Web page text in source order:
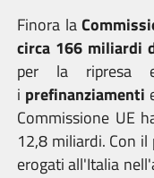
Finora la
circa 166 miliardi
per la ripresa
i prefinanziamenti
Commissione UE
12,8 miliardi. Con
erogati all'Italia